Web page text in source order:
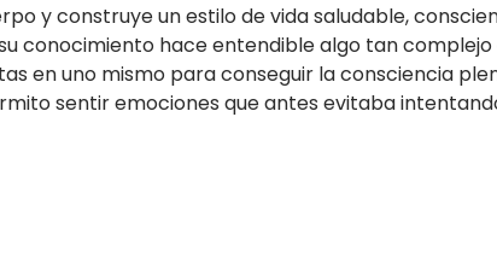
y construye un estilo de vida saludable,
conocimiento hace entendible algo tan
en uno mismo para conseguir la consciencia
sentir emociones que antes evitaba